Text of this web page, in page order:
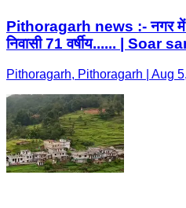
Pithoragarh news :- नगर में
निवासी 71 वर्षीय...... |
Pithoragarh, Pithoragarh | Aug